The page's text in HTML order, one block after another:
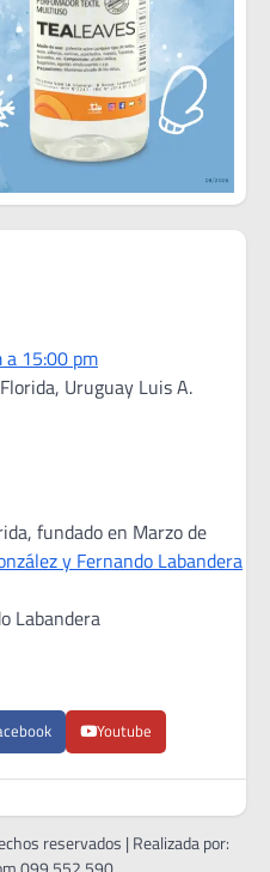
a 15:00 pm
Uruguay Luis A.
fundado en Marzo de
y Fernando Labandera
Labandera
Youtube